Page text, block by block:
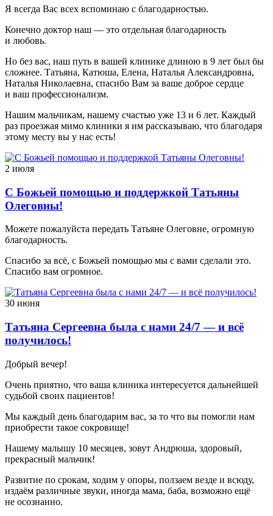
Я всегда Вас всех вспоминаю с благодарностью.
Конечно доктор наш — это отдельная благодарность
и любовь.
Но без вас, наш путь в вашей клинике длиною в 9 лет был бы
сложнее. Татьяна, Катюша, Елена, Наталья Александровна,
Наталья Николаевна, спасибо Вам за ваше доброе сердце
и ваш профессионализм.
Нашим мальчикам, нашему счастью уже 13 и 6 лет. Каждый
раз проезжая мимо клиники я им рассказываю, что благодаря
этому месту вы у нас есть!
2 июля
С Божьей помощью и поддержкой Татьяны
Олеговны!
Можете пожалуйста передать Татьяне Олеговне, огромную
благодарность.
Спасибо за всё, с Божьей помощью мы с вами сделали это.
Спасибо вам огромное.
30 июня
Татьяна Сергеевна была с нами 24/7 — и всё
получилось!
Добрый вечер!
Очень приятно, что ваша клиника интересуется дальнейшей
судьбой своих пациентов!
Мы каждый день благодарим вас, за то что вы помогли нам
приобрести такое сокровище!
Нашему малышу 10 месяцев, зовут Андрюша, здоровый,
прекрасный мальчик!
Развитие по срокам, ходим у опоры, ползаем везде и всюду,
издаём различные звуки, иногда мама, баба, возможно ещё
не осознанно.